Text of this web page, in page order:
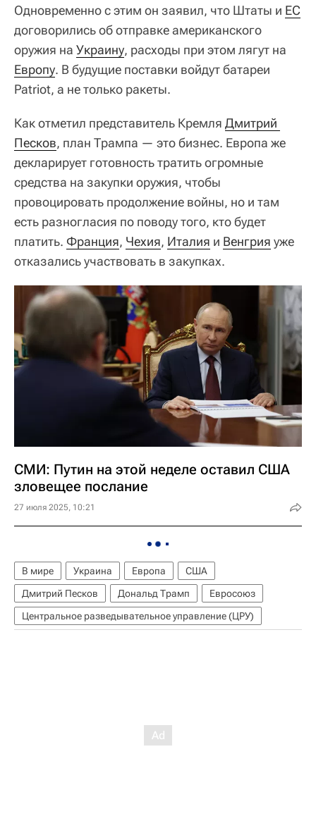
Одновременно с этим он заявил, что Штаты и ЕС
договорились об отправке американского
оружия на Украину, расходы при этом лягут на
Европу. В будущие поставки войдут батареи
Patriot, а не только ракеты.
Как отметил представитель Кремля Дмитрий
Песков, план Трампа — это бизнес. Европа же
декларирует готовность тратить огромные
средства на закупки оружия, чтобы
провоцировать продолжение войны, но и там
есть разногласия по поводу того, кто будет
платить. Франция, Чехия, Италия и Венгрия уже
отказались участвовать в закупках.
СМИ: Путин на этой неделе оставил США
зловещее послание
27 июля 2025, 10:21
В мире Украина Европа
США
Дмитрий Песков
Дональд Трамп
Евросоюз
Центральное разведывательное управление (ЦРУ)